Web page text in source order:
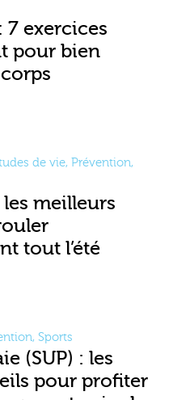
7 exercices
pour bien
de vie, Prévention,
meilleurs
tout l’été
, Sports
(SUP) : les
pour profiter